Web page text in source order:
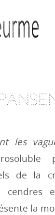
les
de la
cendres
la